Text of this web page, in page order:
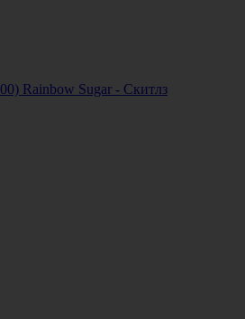
Rainbow Sugar - Скитлз